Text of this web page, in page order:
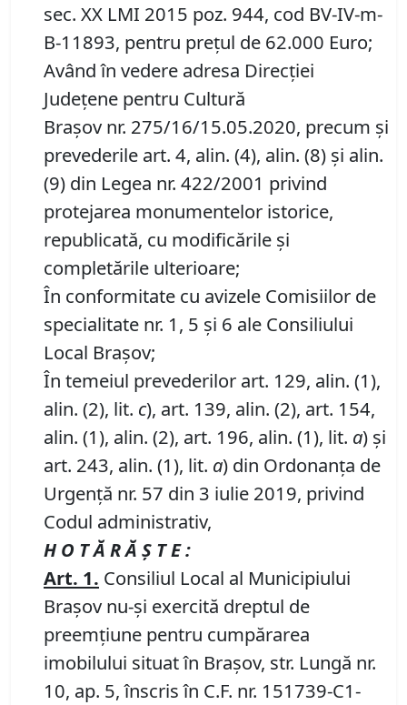
sec. XX LMI 2015 poz. 944, cod BV-IV-m-
B-11893, pentru preţul de 62.000 Euro;
Având în vedere adresa Direcţiei
Judeţene pentru Cultură
Braşov nr. 275/16/15.05.2020, precum şi
prevederile art. 4, alin. (4), alin. (8) şi alin.
(9) din Legea nr. 422/2001 privind
protejarea monumentelor istorice,
republicată, cu modificările şi
completările ulterioare;
În conformitate cu avizele Comisiilor de
specialitate nr. 1, 5 și 6 ale Consiliului
Local Brașov;
În temeiul prevederilor art. 129, alin. (1),
alin. (2), lit. c), art. 139, alin. (2), art. 154,
alin. (1), alin. (2), art. 196, alin. (1), lit. a) și
art. 243, alin. (1), lit. a) din Ordonanța de
Urgență nr. 57 din 3 iulie 2019, privind
Codul administrativ,
H O T Ă R Ă Ş T E :
Art. 1. Consiliul Local al Municipiului
Braşov nu-şi exercită dreptul de
preemţiune pentru cumpărarea
imobilului situat în Braşov, str. Lungă nr.
10, ap. 5, înscris în C.F. nr. 151739-C1-